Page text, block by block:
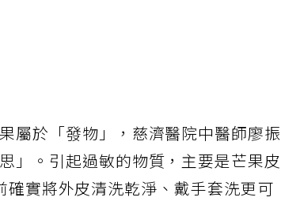
屬於「發物」，慈濟醫院中醫師廖振
」。引起過敏的物質，主要是芒果皮
實將外皮清洗乾淨、戴手套洗更可